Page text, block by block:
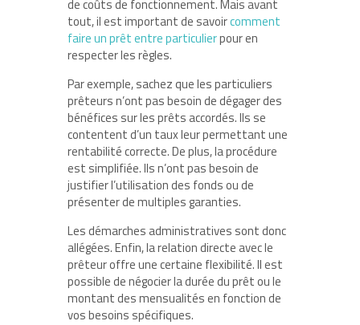
de coûts de fonctionnement. Mais avant
tout, il est important de savoircomment
faire un prêt entre particulierpour en
respecter les règles.
Par exemple, sachez que les particuliers
prêteurs n’ont pas besoin de dégager des
bénéfices sur les prêts accordés. Ils se
contentent d’un taux leur permettant une
rentabilité correcte. De plus, la procédure
est simplifiée. Ils n’ont pas besoin de
justifier l’utilisation des fonds ou de
présenter de multiples garanties.
Les démarches administratives sont donc
allégées. Enfin, la relation directe avec le
prêteur offre une certaine flexibilité. Il est
possible de négocier la durée du prêt ou le
montant des mensualités en fonction de
vos besoins spécifiques.